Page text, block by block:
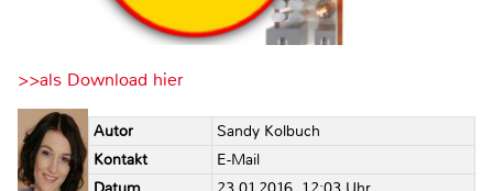
>>als Download hier
Autor
Sandy Kolbuch
Kontakt
E-Mail